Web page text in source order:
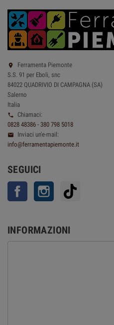

Ferramenta Piemonte
S.S. 91 per Eboli, snc
84022 QUADRIVIO DI CAMPAGNA (SA)
Salerno
Italia

Chiamaci:
0828 48386 - 380 798 5018

Inviaci un'e-mail:
info@ferramentapiemonte.it
SEGUICI
Facebook Instagram
INFORMAZIONI